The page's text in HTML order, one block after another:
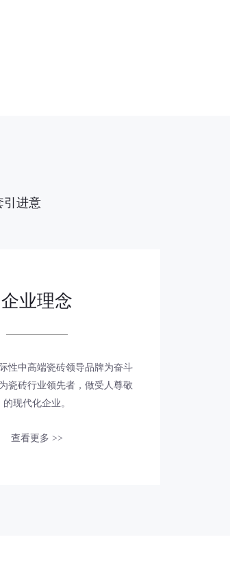
引进意
企业理念
性中高端瓷砖领导品牌为奋斗
瓷砖行业领先者，做受人尊敬
的现代化企业。
查看更多 >>